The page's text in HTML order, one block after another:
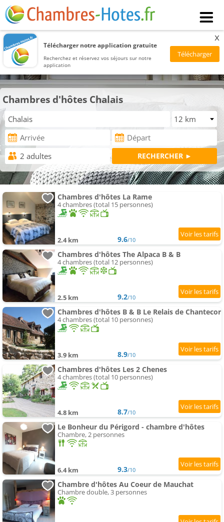
Télécharger notre application gratuite
Recherchez et réservez vos séjours sur notre
application
x
Chambres d'hôtes Chalais
Chambres d'hôtes La Rame
4 chambres (total 15 personnes)
2.4 km 9.6/10
Chambres d'hôtes The Alpaca B & B
4 chambres (total 12 personnes)
2.5 km 9.2/10
Chambres d'hôtes B & B Le Relais de Chantecor
4 chambres (total 10 personnes)
3.9 km 8.9/10
Chambres d'hôtes Les 2 Chenes
4 chambres (total 10 personnes)
4.8 km 8.7/10
Le Bonheur du Périgord - chambre d'hôtes
Chambre, 2 personnes
6.4 km 9.3/10
Chambre d'hôtes Au Coeur de Mauchat
Chambre double, 3 personnes